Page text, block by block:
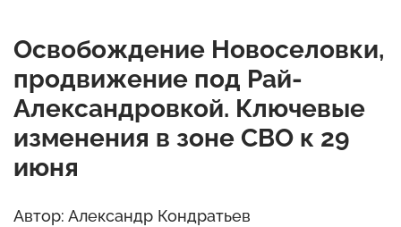
Освобождение Новоселовки,
продвижение под Рай-
Александровкой. Ключевые
изменения в зоне СВО к 29
июня
Автор: Александр Кондратьев